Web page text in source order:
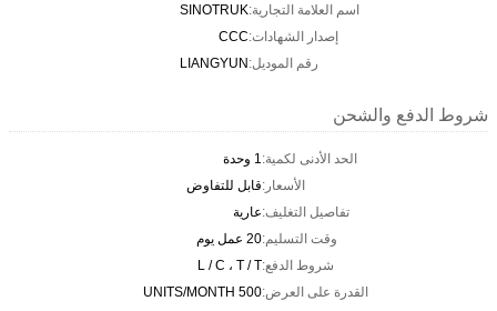
اسم العلامة التجارية:SINOTRUK
إصدار الشهادات:CCC
رقم الموديل:LIANGYUN
شروط الدفع والشحن
الحد الأدنى لكمية:1 وحدة
الأسعار:قابل للتفاوض
تفاصيل التغليف:عارية
وقت التسليم:20 عمل يوم
شروط الدفع:L / C ، T / T
القدرة على العرض:500 UNITS/MONTH